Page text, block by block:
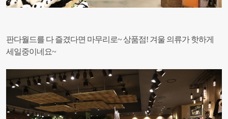
판다월드를 다 즐겼다면 마무리로~ 상품점! 겨울 의류가 핫하게
세일중이네요~